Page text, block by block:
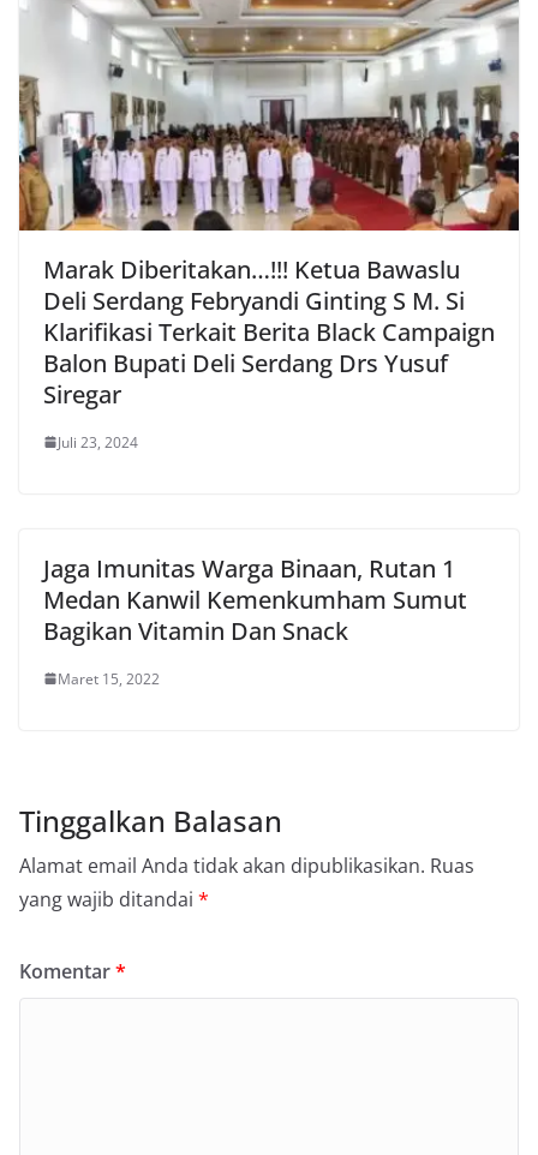
Marak Diberitakan…!!! Ketua Bawaslu
Deli Serdang Febryandi Ginting S M. Si
Klarifikasi Terkait Berita Black Campaign
Balon Bupati Deli Serdang Drs Yusuf
Siregar
Juli 23, 2024
Jaga Imunitas Warga Binaan, Rutan 1
Medan Kanwil Kemenkumham Sumut
Bagikan Vitamin Dan Snack
Maret 15, 2022
Tinggalkan Balasan
Alamat email Anda tidak akan dipublikasikan. Ruas
yang wajib ditandai *
Komentar*